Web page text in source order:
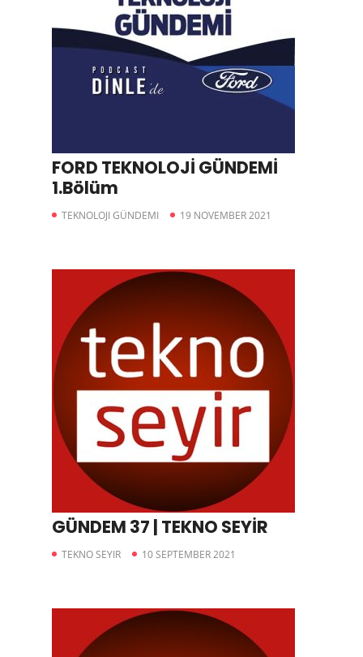
FORD TEKNOLOJİ GÜNDEMİ
1.Bölüm
TEKNOLOJI GÜNDEMI 19 NOVEMBER 2021
GÜNDEM 37 | TEKNO SEYİR
TEKNO SEYIR 10 SEPTEMBER 2021